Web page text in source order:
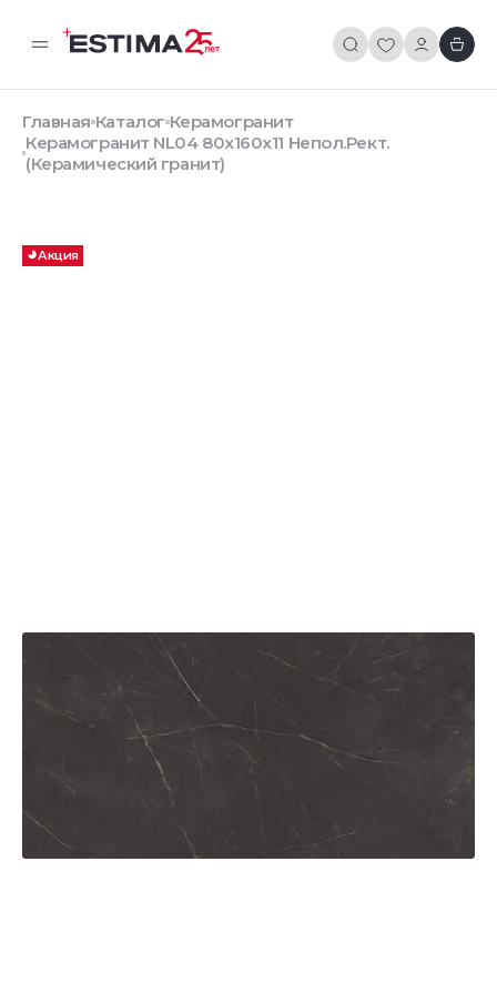
Главная Каталог Керамогранит
Керамогранит NL04 80x160x11 Непол.Рект.
(Керамический гранит)
Акция